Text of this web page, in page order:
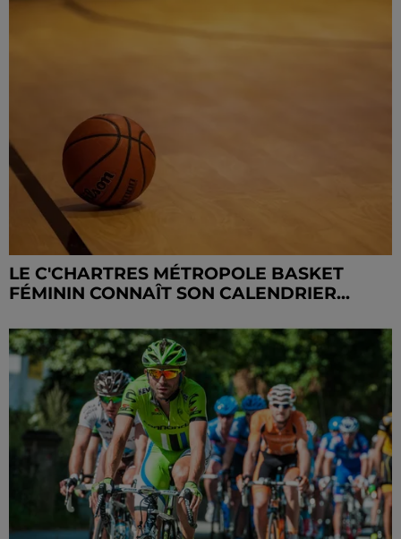
LE C'CHARTRES MÉTROPOLE BASKET
FÉMININ CONNAÎT SON CALENDRIER...